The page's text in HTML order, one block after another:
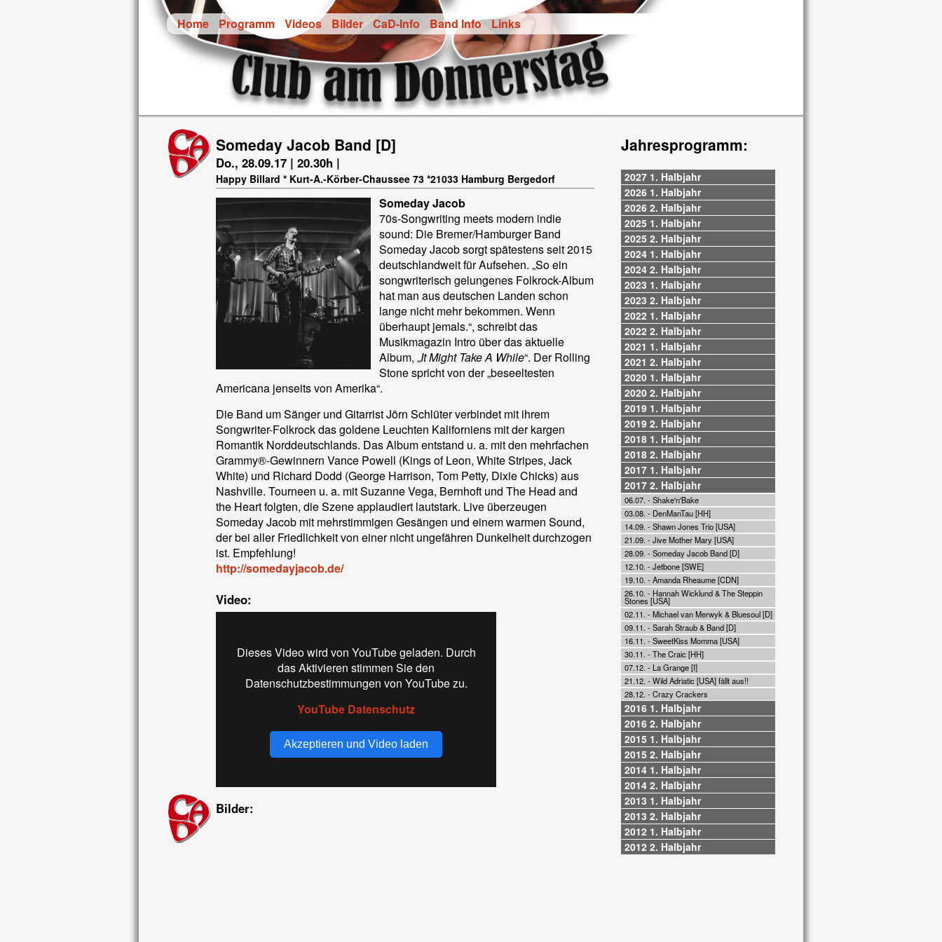
Home Programm Videos Bilder CaD-Info Band Info Links
Someday Jacob Band [D]
Do., 28.09.17 | 20.30h |
Happy Billard * Kurt-A.-Körber-Chaussee 73 *21033 Hamburg Bergedorf
Someday Jacob
70s-Songwriting meets modern indie
sound: Die Bremer/Hamburger Band
Someday Jacob sorgt spätestens seit 2015
deutschlandweit für Aufsehen. „So ein
songwriterisch gelungenes Folkrock-Album
hat man aus deutschen Landen schon
lange nicht mehr bekommen. Wenn
überhaupt jemals.“, schreibt das
Musikmagazin Intro über das aktuelle
Album, „It Might Take A While“. Der Rolling
Stone spricht von der „beseeltesten
Americana jenseits von Amerika“.
Die Band um Sänger und Gitarrist Jörn Schlüter verbindet mit ihrem
Songwriter-Folkrock das goldene Leuchten Kaliforniens mit der kargen
Romantik Norddeutschlands. Das Album entstand u. a. mit den mehrfachen
Grammy®-Gewinnern Vance Powell (Kings of Leon, White Stripes, Jack
White) und Richard Dodd (George Harrison, Tom Petty, Dixie Chicks) aus
Nashville. Tourneen u. a. mit Suzanne Vega, Bernhoft und The Head and
the Heart folgten, die Szene applaudiert lautstark. Live überzeugen
Someday Jacob mit mehrstimmigen Gesängen und einem warmen Sound,
der bei aller Friedlichkeit von einer nicht ungefähren Dunkelheit durchzogen
ist. Empfehlung!
http://somedayjacob.de/
Video:
Dieses Video wird von YouTube geladen. Durch
das Aktivieren stimmen Sie den
Datenschutzbestimmungen von YouTube zu.
YouTube Datenschutz
Akzeptieren und Video laden
Bilder:
Jahresprogramm:
2027 1. Halbjahr
2026 1. Halbjahr
2026 2. Halbjahr
2025 1. Halbjahr
2025 2. Halbjahr
2024 1. Halbjahr
2024 2. Halbjahr
2023 1. Halbjahr
2023 2. Halbjahr
2022 1. Halbjahr
2022 2. Halbjahr
2021 1. Halbjahr
2021 2. Halbjahr
2020 1. Halbjahr
2020 2. Halbjahr
2019 1. Halbjahr
2019 2. Halbjahr
2018 1. Halbjahr
2018 2. Halbjahr
2017 1. Halbjahr
2017 2. Halbjahr
06.07. - Shake'n'Bake
03.08. - DenManTau [HH]
14.09. - Shawn Jones Trio [USA]
21.09. - Jive Mother Mary [USA]
28.09. - Someday Jacob Band [D]
12.10. - Jetbone [SWE]
19.10. - Amanda Rheaume [CDN]
26.10. - Hannah Wicklund & The Steppin
Stones [USA]
02.11. - Michael van Merwyk & Bluesoul [D]
09.11. - Sarah Straub & Band [D]
16.11. - SweetKiss Momma [USA]
30.11. - The Craic [HH]
07.12. - La Grange [I]
21.12. - Wild Adriatic [USA] fällt aus!!
28.12. - Crazy Crackers
2016 1. Halbjahr
2016 2. Halbjahr
2015 1. Halbjahr
2015 2. Halbjahr
2014 1. Halbjahr
2014 2. Halbjahr
2013 1. Halbjahr
2013 2. Halbjahr
2012 1. Halbjahr
2012 2. Halbjahr